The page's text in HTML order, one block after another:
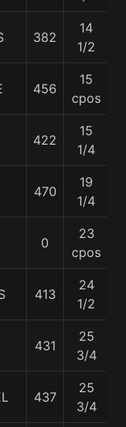
382
14
1/2
456
15
cpos
422
15
1/4
470
19
1/4
0
23
cpos
413
24
1/2
431
25
3/4
437
25
3/4